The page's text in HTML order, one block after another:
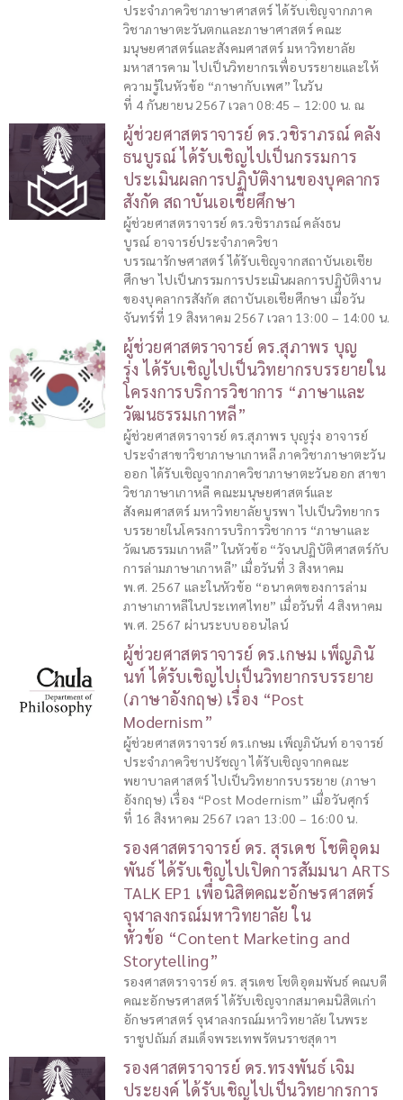
ประจำภาควิชาภาษาศาสตร์ ได้รับเชิญจากภาค
วิชาภาษาตะวันตกและภาษาศาสตร์ คณะ
มนุษยศาสตร์และสังคมศาสตร์ มหาวิทยาลัย
มหาสารคาม ไปเป็นวิทยากรเพื่อบรรยายและให้
ความรู้ในหัวข้อ “ภาษากับเพศ” ในวัน
ที่ 4 กันยายน 2567 เวลา 08:45 – 12:00 น. ณ
ผู้ช่วยศาสตราจารย์ ดร.วชิราภรณ์ คลัง
ธนบูรณ์ ได้รับเชิญไปเป็นกรรมการ
ประเมินผลการปฏิบัติงานของบุคลากร
สังกัด สถาบันเอเชียศึกษา
ผู้ช่วยศาสตราจารย์ ดร.วชิราภรณ์ คลังธน
บูรณ์ อาจารย์ประจำภาควิชา
บรรณารักษศาสตร์ ได้รับเชิญจากสถาบันเอเชีย
ศึกษา ไปเป็นกรรมการประเมินผลการปฏิบัติงาน
ของบุคลากรสังกัด สถาบันเอเชียศึกษา เมื่อวัน
จันทร์ที่ 19 สิงหาคม 2567 เวลา 13:00 – 14:00 น.
ผู้ช่วยศาสตราจารย์ ดร.สุภาพร บุญ
รุ่ง ได้รับเชิญไปเป็นวิทยากรบรรยายใน
โครงการบริการวิชาการ “ภาษาและ
วัฒนธรรมเกาหลี”
ผู้ช่วยศาสตราจารย์ ดร.สุภาพร บุญรุ่ง อาจารย์
ประจำสาขาวิชาภาษาเกาหลี ภาควิชาภาษาตะวัน
ออก ได้รับเชิญจากภาควิชาภาษาตะวันออก สาขา
วิชาภาษาเกาหลี คณะมนุษยศาสตร์และ
สังคมศาสตร์ มหาวิทยาลัยบูรพา ไปเป็นวิทยากร
บรรยายในโครงการบริการวิชาการ “ภาษาและ
วัฒนธรรมเกาหลี” ในหัวข้อ “วัจนปฏิบัติศาสตร์กับ
การล่ามภาษาเกาหลี” เมื่อวันที่ 3 สิงหาคม
พ.ศ. 2567 และในหัวข้อ “อนาคตของการล่าม
ภาษาเกาหลีในประเทศไทย” เมื่อวันที่ 4 สิงหาคม
พ.ศ. 2567 ผ่านระบบออนไลน์
ผู้ช่วยศาสตราจารย์ ดร.เกษม เพ็ญภินั
นท์ ได้รับเชิญไปเป็นวิทยากรบรรยาย
(ภาษาอังกฤษ) เรื่อง “Post
Modernism”
ผู้ช่วยศาสตราจารย์ ดร.เกษม เพ็ญภินันท์ อาจารย์
ประจำภาควิชาปรัชญา ได้รับเชิญจากคณะ
พยาบาลศาสตร์ ไปเป็นวิทยากรบรรยาย (ภาษา
อังกฤษ) เรื่อง “Post Modernism” เมื่อวันศุกร์
ที่ 16 สิงหาคม 2567 เวลา 13:00 – 16:00 น.
รองศาสตราจารย์ ดร. สุรเดช โชติอุดม
พันธ์ ได้รับเชิญไปเปิดการสัมมนา ARTS
TALK EP1 เพื่อนิสิตคณะอักษรศาสตร์
จุฬาลงกรณ์มหาวิทยาลัย ใน
หัวข้อ “Content Marketing and
Storytelling”
รองศาสตราจารย์ ดร. สุรเดช โชติอุดมพันธ์ คณบดี
คณะอักษรศาสตร์ ได้รับเชิญจากสมาคมนิสิตเก่า
อักษรศาสตร์ จุฬาลงกรณ์มหาวิทยาลัย ในพระ
ราชูปถัมภ์ สมเด็จพระเทพรัตนราชสุดาฯ
รองศาสตราจารย์ ดร.ทรงพันธ์ เจิม
ประยงค์ ได้รับเชิญไปเป็นวิทยากรการ